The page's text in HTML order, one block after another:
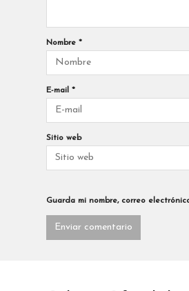
Nombre *
E-mail *
Sitio web
Guarda mi nombre, correo